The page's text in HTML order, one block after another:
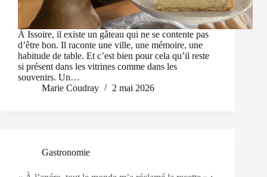
À Issoire, il existe un gâteau qui ne se contente pas
d’être bon. Il raconte une ville, une mémoire, une
habitude de table. Et c’est bien pour cela qu’il reste
si présent dans les vitrines comme dans les
souvenirs. Un…
Marie Coudray
2 mai 2026
Gastronomie